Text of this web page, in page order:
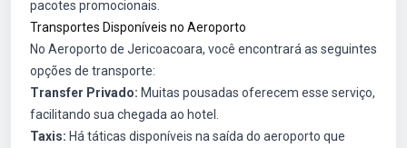
pacotes promocionais.
Transportes Disponíveis no Aeroporto
No Aeroporto de Jericoacoara, você encontrará as seguintes
opções de transporte:
Transfer Privado: Muitas pousadas oferecem esse serviço,
facilitando sua chegada ao hotel.
Taxis: Há táticas disponíveis na saída do aeroporto que